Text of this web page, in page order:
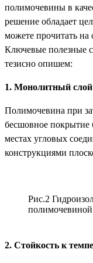
полимочевины в
решение обладает
можете прочитать на
Ключевые полезные
тезисно опишем:
1. Монолитный слой
Полимочевина при
бесшовное покрытие
местах угловых
конструкциями
Рис.2
полимочевиной
2. Стойкость к